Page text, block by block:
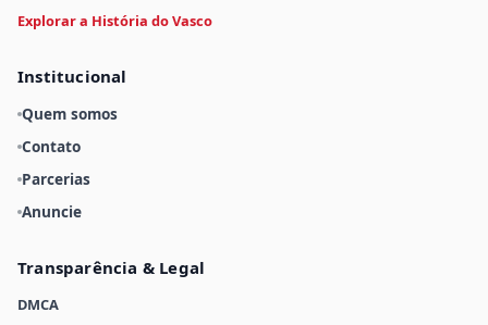
Explorar a História do Vasco
Institucional
Quem somos
Contato
Parcerias
Anuncie
Transparência & Legal
DMCA